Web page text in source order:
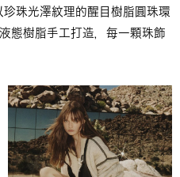
珠光澤紋理的醒目樹脂圓珠環
態樹脂手工打造，每一顆珠飾